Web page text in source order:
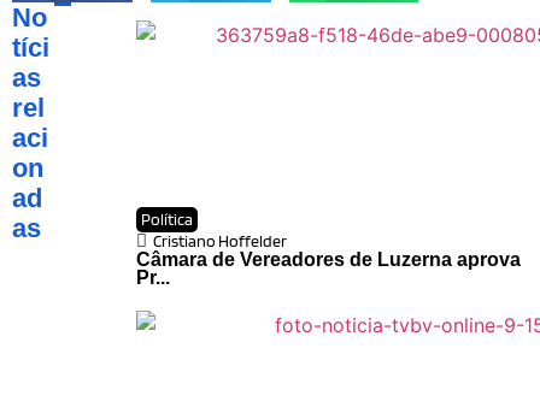
No
tíci
as
rel
aci
on
ad
as
Política
Cristiano Hoffelder
Câmara de Vereadores de Luzerna aprova
Pr...